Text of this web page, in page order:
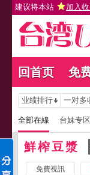
建议将本站 加入
回首页 免
业绩排行 一对多
全部在線 台妹专区
鮮榨豆漿
免費視訊